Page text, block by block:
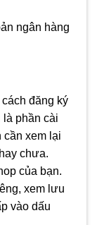
ngân hàng
đăng ký
là phần cài
cần xem lại
chưa.
của bạn.
xem lưu
vào dấu